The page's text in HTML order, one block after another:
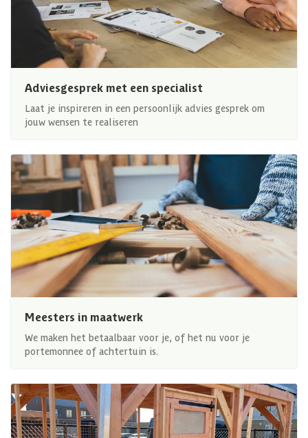
Adviesgesprek met een specialist
Laat je inspireren in een persoonlijk advies gesprek om
jouw wensen te realiseren
Meesters in maatwerk
We maken het betaalbaar voor je, of het nu voor je
portemonnee of achtertuin is.